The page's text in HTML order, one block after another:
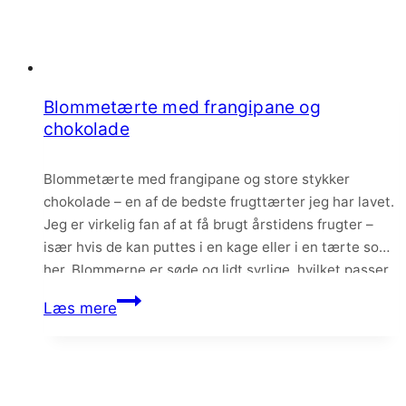
Blommetærte med frangipane og
chokolade
Blommetærte med frangipane og store stykker
chokolade – en af de bedste frugttærter jeg har lavet.
Jeg er virkelig fan af at få brugt årstidens frugter –
især hvis de kan puttes i en kage eller i en tærte som
her. Blommerne er søde og lidt syrlige, hvilket passer
skønt til den mørke chokolade og…
Læs mereBlommetærte